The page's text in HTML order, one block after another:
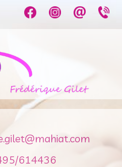
614436